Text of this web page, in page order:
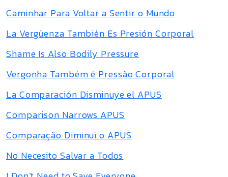
Caminhar Para Voltar a Sentir o Mundo
La Vergüenza También Es Presión Corporal
Shame Is Also Bodily Pressure
Vergonha Também é Pressão Corporal
La Comparación Disminuye el APUS
Comparison Narrows APUS
Comparação Diminui o APUS
No Necesito Salvar a Todos